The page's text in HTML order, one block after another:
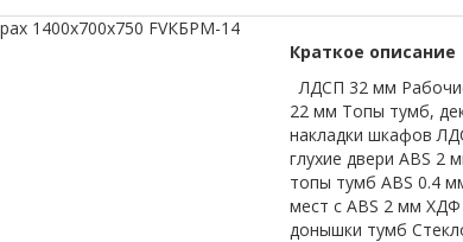
Краткое описание
ЛДСП 32 мм
22 мм Топы тумб,
накладки шкафов
глухие двери ABS
топы тумб ABS 0.4
мест с ABS 2 мм
донышки тумб